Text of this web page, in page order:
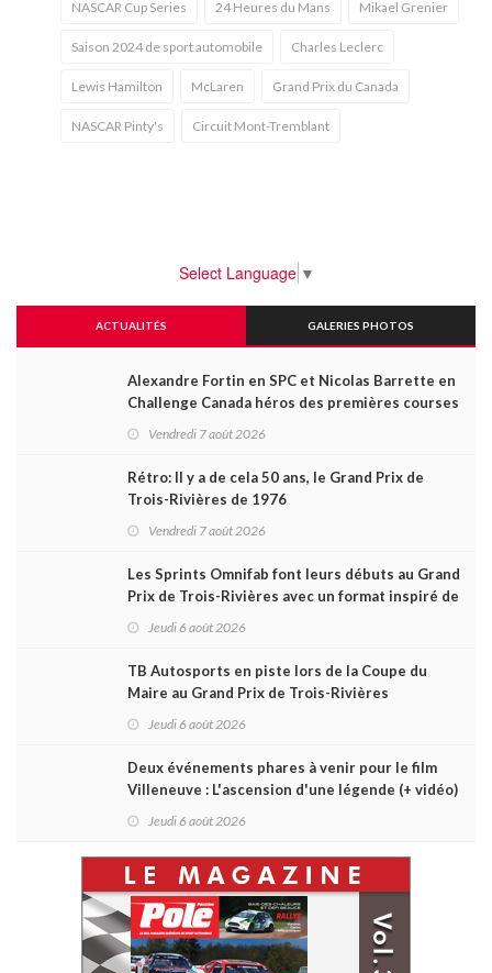
NASCAR Cup Series 24 Heures du Mans Mikael Grenier
Saison 2024 de sport automobile Charles Leclerc
Lewis Hamilton McLaren Grand Prix du Canada
NASCAR Pinty's Circuit Mont-Tremblant
Select Language ▼
ACTUALITÉS GALERIES PHOTOS
Alexandre Fortin en SPC et Nicolas Barrette en
Challenge Canada héros des premières courses
Vendredi 7 août 2026
Rétro: Il y a de cela 50 ans, le Grand Prix de
Trois-Rivières de 1976
Vendredi 7 août 2026
Les Sprints Omnifab font leurs débuts au Grand
Prix de Trois-Rivières avec un format inspiré de
Jeudi 6 août 2026
TB Autosports en piste lors de la Coupe du
Maire au Grand Prix de Trois-Rivières
Jeudi 6 août 2026
Deux événements phares à venir pour le film
Villeneuve : L'ascension d'une légende (+ vidéo)
Jeudi 6 août 2026